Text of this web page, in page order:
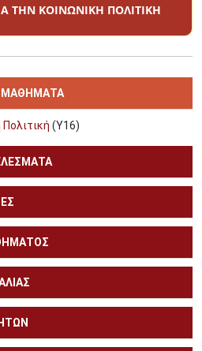
ΤΗΝ ΚΟΙΝΩΝΙΚΗ ΠΟΛΙΤΙΚΗ
ΜΑΘΗΜΑΤΑ
(Υ16)